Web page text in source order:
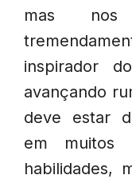
mas
inspirador
avançando
deve estar
em muitos
habilidades,